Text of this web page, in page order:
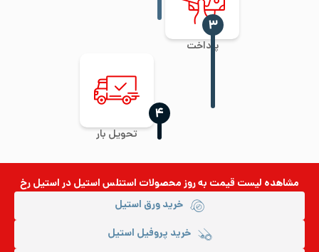
پرداخت
‍۳
تحویل بار
‍۴
مشاهده لیست قیمت به روزمحصولات استنلس استیلدر استیل رخ
خرید ورق استیل
خرید پروفیل استیل